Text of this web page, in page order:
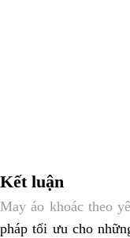
Kết luận
May áo khoác theo
pháp tối ưu cho